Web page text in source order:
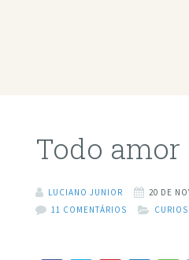
Todo amor
LUCIANO JUNIOR
20 DE
11 COMENTÁRIOS